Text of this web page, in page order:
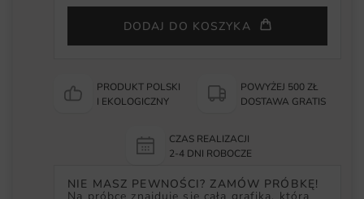
DODAJ DO KOSZYKA
PRODUKT POLSKI
I EKOLOGICZNY
POWYŻEJ 500 ZŁ
DOSTAWA GRATIS
CZAS REALIZACJI
2-4 DNI ROBOCZE
NIE MASZ PEWNOŚCI? ZAMÓW PRÓBKĘ!